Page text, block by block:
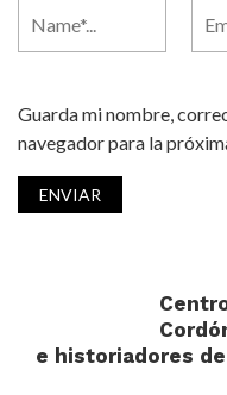
Guarda mi nombre,
navegador para la
e historiadores